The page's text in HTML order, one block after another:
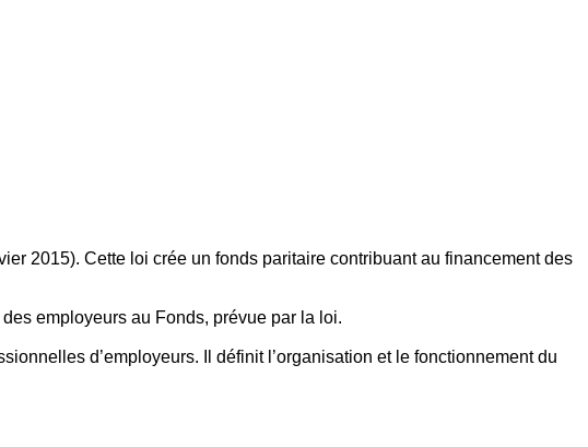
2015). Cette loi crée un fonds paritaire contribuant au financement des
employeurs au Fonds, prévue par la loi.
d’employeurs. Il définit l’organisation et le fonctionnement du